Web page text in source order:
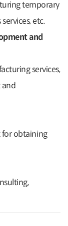
temporary
etc.
and
services,
and
for obtaining